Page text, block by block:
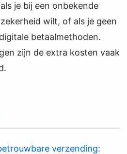
je bij een onbekende
wilt, of als je geen
betaalmethoden.
zijn de extra kosten vaak
verzending: